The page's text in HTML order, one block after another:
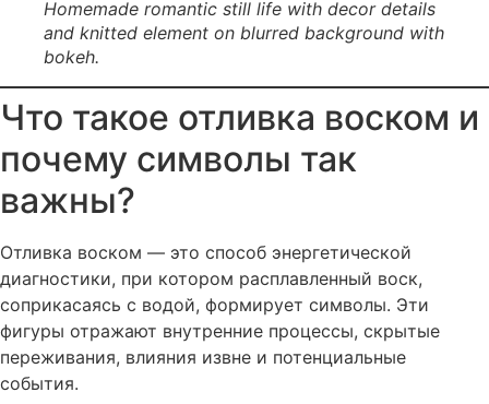
Homemade romantic still life with decor details
and knitted element on blurred background with
bokeh.
Что такое отливка воском и
почему символы так
важны?
Отливка воском — это способ энергетической
диагностики, при котором расплавленный воск,
соприкасаясь с водой, формирует символы. Эти
фигуры отражают внутренние процессы, скрытые
переживания, влияния извне и потенциальные
события.